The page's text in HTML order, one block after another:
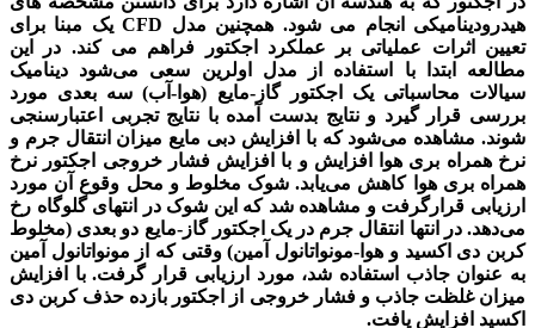
هیدرودینامیکی انجام می شود. همچنین مدل CFDیک مبنا برای
تعیین اثرات عملیاتی بر عملکرد اجکتور فراهم می کند. در این
مطالعه ابتدا با استفاده از مدل اولرین سعی می‌­شود دینامیک
سیالات محاسباتی یک اجکتور گاز-مایع (هوا-آب) سه بعدی مورد
بررسی قرار گیرد و نتایج بدست آمده با نتایج تجربی اعتبارسنجی
شوند. مشاهده می‌­شود که با افزایش دبی مایع میزان انتقال جرم و
نرخ همراه بری هوا افزایش و با افزایش فشار خروجی اجکتور نرخ
همراه بری هوا کاهش می‌یابد. شوک مخلوط و محل وقوع آن مورد
ارزیابی قرارگرفت و مشاهده شد که این شوک در انتهای گلوگاه رخ
می‌دهد. در انتها انتقال جرم در یک اجکتور گاز-مایع دو بعدی (مخلوط
کربن دی اکسید و هوا-مونواتانول آمین) وقتی که از مونواتانول آمین
به عنوان جاذب استفاده شد، مورد ارزیابی قرار گرفت. با افزایش
میزان غلظت جاذب و فشار خروجی از اجکتور بازده حذف کربن دی
اکسید افزایش یافت.